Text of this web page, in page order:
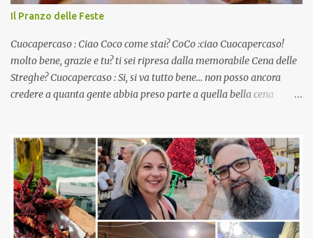
Il Pranzo delle Feste
Cuocapercaso : Ciao Coco come stai? CoCo :ciao Cuocapercaso!
molto bene, grazie e tu? ti sei ripresa dalla memorabile Cena delle
Streghe? Cuocapercaso : Si, si va tutto bene… non posso ancora
credere a quanta gente abbia preso parte a quella bella cena
pranzo, racconta un po'! Perchè io avrò ospiti e cerco degli spunti...
Cuocapercaso : A dire il vero domenica prossima non preparo
nulla perché vado al Pranzo Aziendale di fine anno organizzato dai
mie capi! CoCo : Pranzo aziendale? Una bella idea! Cuocapercaso :
si, è un modo per riunirsi tutti a fine anno e tirare le somme…
naturalmente mangiando tutti insieme, con grande convivialità!